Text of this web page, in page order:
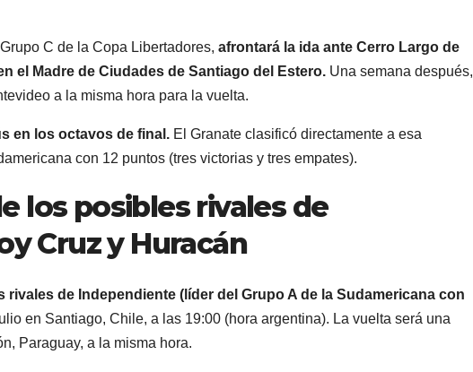
C de la Copa Libertadores, afrontará la ida ante Cerro Largo de
el Madre de Ciudades de Santiago del Estero. Una semana después,
a la misma hora para la vuelta.
en los octavos de final. El Granate clasificó directamente a esa
con 12 puntos (tres victorias y tres empates).
los posibles rivales de
Cruz y Huracán
rivales de Independiente (líder del Grupo A de la Sudamericana con
en Santiago, Chile, a las 19:00 (hora argentina). La vuelta será una
Paraguay, a la misma hora.